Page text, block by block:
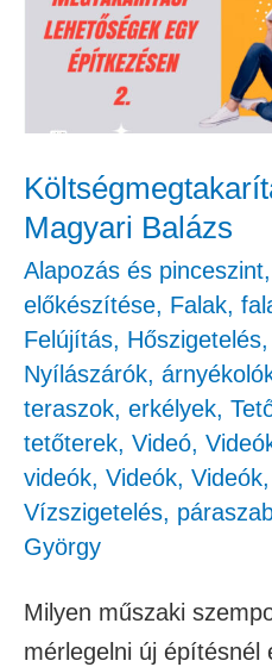
Magyari Balázs
Alapozás és pinceszint,
előkészítése, Falak,
Felújítás,
Nyílászárók,
teraszok, erkélyek,
tetőterek, Videó,
videók, Videók, Videók,
Vízszigetelés,
György
Milyen műszaki
mérlegelni új építésnél
Magyari
Balázs